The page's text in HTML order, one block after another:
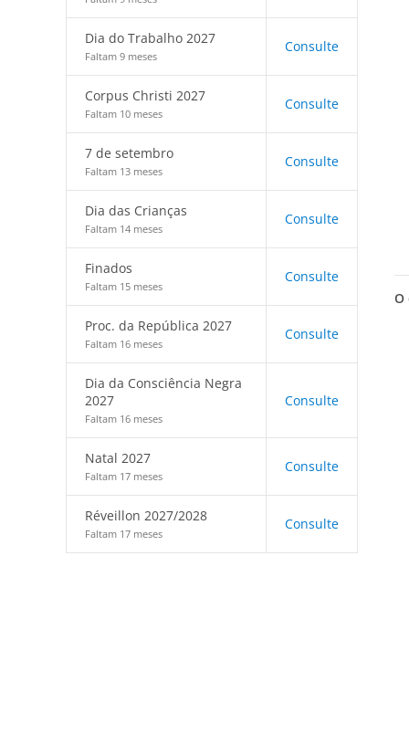
Dia do Trabalho 2027
Faltam 9 meses
Consulte
Corpus Christi 2027
Faltam 10 meses
Consulte
7 de setembro
Faltam 13 meses
Consulte
Dia das Crianças
Faltam 14 meses
Consulte
Finados
Faltam 15 meses
Consulte
Proc. da República 2027
Faltam 16 meses
Consulte
Dia da Consciência Negra
2027
Faltam 16 meses
Consulte
Natal 2027
Faltam 17 meses
Consulte
Réveillon 2027/2028
Faltam 17 meses
Consulte
O